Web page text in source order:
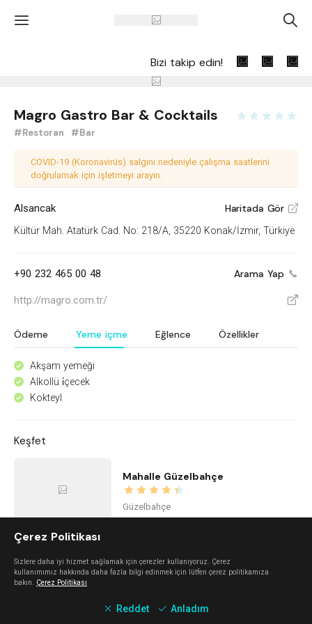
' A
Bizi takip edin!
Magro Gastro Bar & Cocktails
#Restoran #Bar
COVID-19 (Koronavirüs) salgını nedeniyle çalışma saatlerini
doğrulamak için işletmeyi arayın.
Alsancak Haritada Gör V
Kültür Mah. Atatürk Cad. No: 218/A, 35220 Konak/İzmir, Türkiye
+90 232 465 00 48 Arama Yap
http://magro.com.tr/ V
Ödeme Yeme içme Eğlence Özellikler
^ Akşam yemeği
^ Alkollü i̇çecek
^ Kokteyl
Keşfet
Mahalle Güzelbahçe
Güzelbahçe
Çerez Politikası
Sizlere daha iyi hizmet sağlamak için çerezler kullanıyoruz. Çerez
kullanımımız hakkında daha fazla bilgi edinmek için lütfen çerez politikamıza
bakın. Çerez Politikası
Reddet Anladım